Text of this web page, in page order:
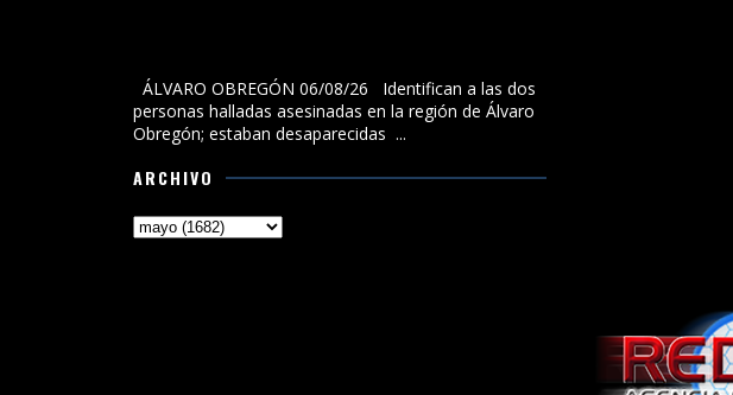
ÁLVARO OBREGÓN 06/08/26 Identifican a las dos
personas halladas asesinadas en la región de Álvaro
Obregón; estaban desaparecidas ...
ARCHIVO